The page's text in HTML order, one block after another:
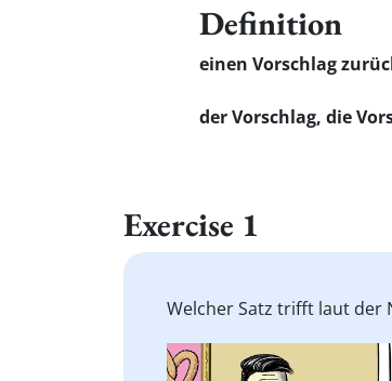
Definition
einen Vorschlag
der Vorschlag, die
Exercise 1
Welcher Satz trifft laut der